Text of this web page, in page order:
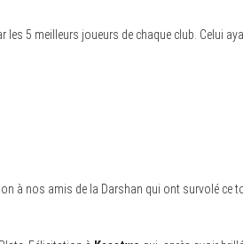
5 meilleurs joueurs de chaque club. Celui
à nos amis de la Darshan qui ont survolé ce